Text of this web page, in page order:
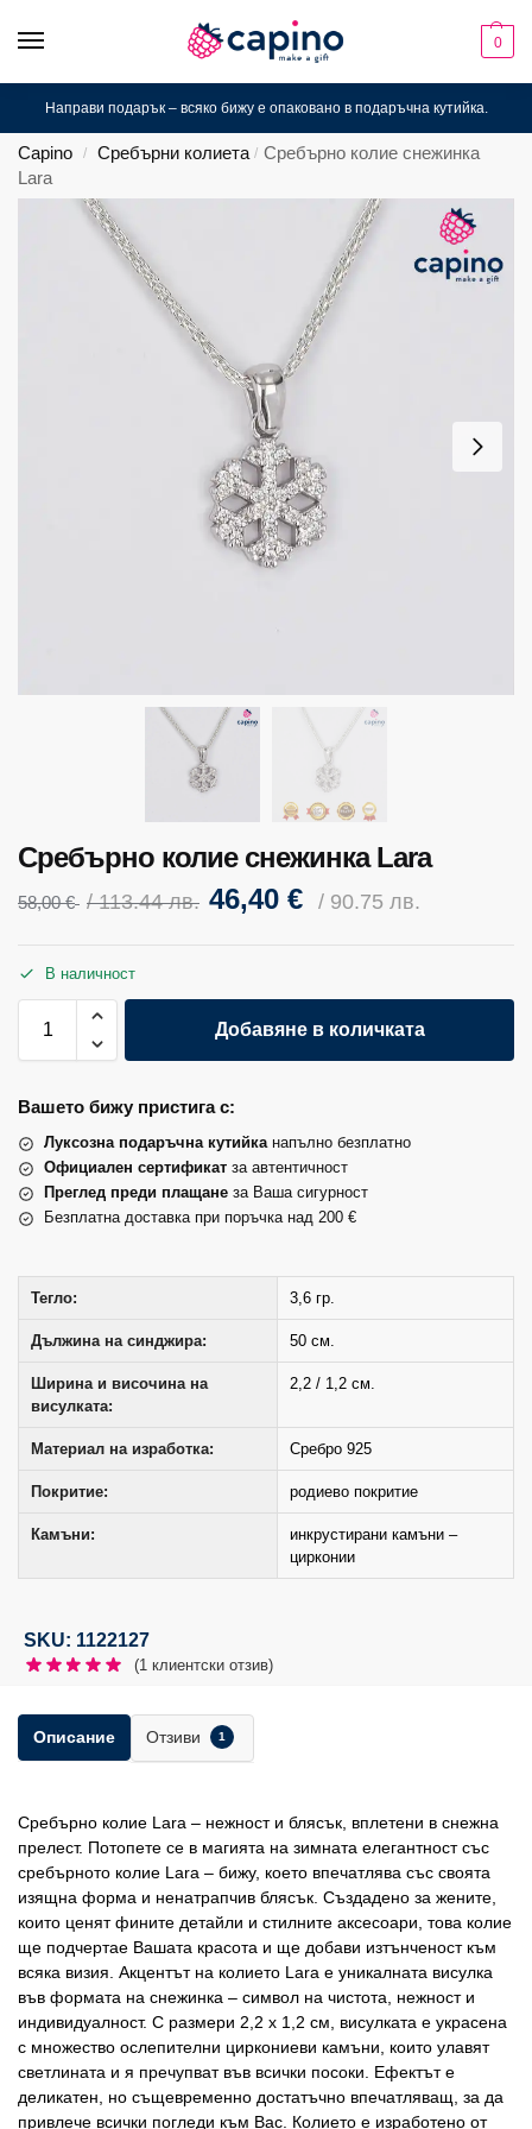
0
Направи подарък – всяко бижу е опаковано в подаръчна кутийка.
Capino / Сребърни колиета / Сребърно колие снежинка
Lara
Сребърно колие снежинка Lara
58,00€ / 113.44 лв. 46,40 € / 90.75 лв.
В наличност
Добавяне в количката
Вашето бижу пристига с:
Луксозна подаръчна кутийканапълно безплатно
Официален сертификат за автентичност
Преглед преди плащане за Ваша сигурност
Безплатна доставка при поръчка над 200 €
Тегло: 3,6 гр.
Дължина на синджира: 50 см.
Ширина и височина на
висулката:
2,2 / 1,2 см.
Материал на изработка: Сребро 925
Покритие: родиево покритие
Камъни:
инкрустирани камъни –
цирконии
SKU: 1122127
(1 клиентски отзив)
Описание Отзиви 1
Сребърно колие Lara – нежност и блясък, вплетени в снежна
прелест. Потопете се в магията на зимната елегантност със
сребърното колие Lara – бижу, което впечатлява със своята
изящна форма и ненатрапчив блясък. Създадено за жените,
които ценят фините детайли и стилните аксесоари, това колие
ще подчертае Вашата красота и ще добави изтънченост към
всяка визия. Акцентът на колието Lara е уникалната висулка
във формата на снежинка – символ на чистота, нежност и
индивидуалност. С размери 2,2 х 1,2 см, висулката е украсена
с множество ослепителни циркониеви камъни, които улавят
светлината и я пречупват във всички посоки. Ефектът е
деликатен, но същевременно достатъчно впечатляващ, за да
привлече всички погледи към Вас. Колието е изработено от